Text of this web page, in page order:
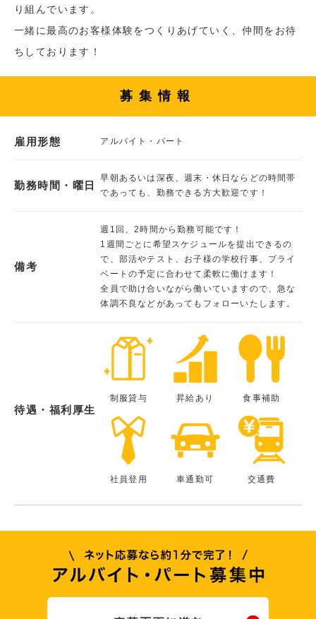
り組んでいます。
一緒に最高のお客様体験をつくりあげていく、仲間をお待
ちしております！
募集情報
雇用形態 アルバイト・パート
勤務時間・曜日
早朝あるいは深夜、週末・休日ならどの時間帯
であっても、勤務できる方大歓迎です！
備考
週1回、2時間から勤務可能です！
1週間ごとに希望スケジュールを提出できるの
で、部活やテスト、お子様の学校行事、プライ
ベートの予定に合わせて柔軟に働けます！
全員で助け合いながら働いていますので、急な
体調不良などがあってもフォローいたします。
待遇・福利厚生
制服貸与 昇給あり 食事補助
社員登用 車通勤可 交通費